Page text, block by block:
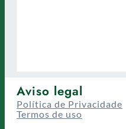
Aviso legal
Política de Privacidade
Termos de uso